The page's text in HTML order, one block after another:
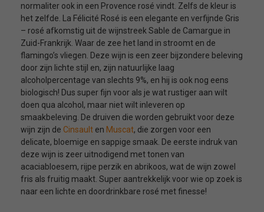
normaliter ook in een Provence rosé vindt. Zelfs de kleur is
het zelfde. La Félicité Rosé is een elegante en verfijnde Gris
– rosé afkomstig uit de wijnstreek Sable de Camargue in
Zuid-Frankrijk. Waar de zee het land in stroomt en de
flamingo’s vliegen. Deze wijn is een zeer bijzondere beleving
door zijn lichte stijl en, zijn natuurlijke laag
alcoholpercentage van slechts 9%, en hij is ook nog eens
biologisch! Dus super fijn voor als je wat rustiger aan wilt
doen qua alcohol, maar niet wilt inleveren op
smaakbeleving. De druiven die worden gebruikt voor deze
wijn zijn de Cinsault en Muscat, die zorgen voor een
delicate, bloemige en sappige smaak. De eerste indruk van
deze wijn is zeer uitnodigend met tonen van
acaciabloesem, rijpe perzik en abrikoos, wat de wijn zowel
fris als fruitig maakt. Super aantrekkelijk voor wie op zoek is
naar een lichte en doordrinkbare rosé met finesse!